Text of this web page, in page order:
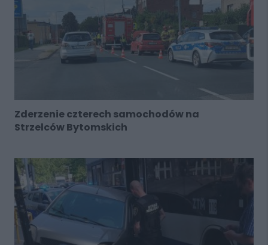
Zderzenie czterech samochodów na
Strzelców Bytomskich